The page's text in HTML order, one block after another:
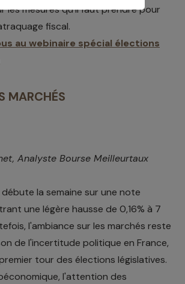
les mesures qu'il faut prendre pour
fiscal.
au webinaire spécial élections
MARCHÉS
Analyste Bourse Meilleurtaux
la semaine sur une note
une légère hausse de 0,16% à 7
l'ambiance sur les marchés reste
de l'incertitude politique en France,
tour des élections législatives.
l'attention des